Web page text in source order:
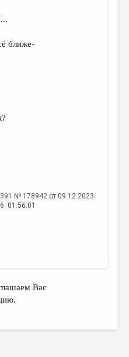
ближе-
№ 178942 от 09.12.2023
01:56:01
Вас